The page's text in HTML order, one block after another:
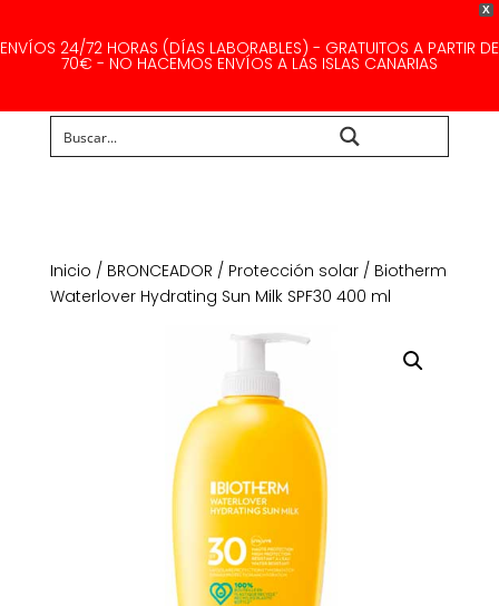
X
ENVÍOS 24/72 HORAS (DÍAS LABORABLES) - GRATUITOS A PARTIR DE
70€ - NO HACEMOS ENVÍOS A LAS ISLAS CANARIAS
Inicio / BRONCEADOR / Protección solar/ Biotherm
Waterlover Hydrating Sun Milk SPF30 400 ml